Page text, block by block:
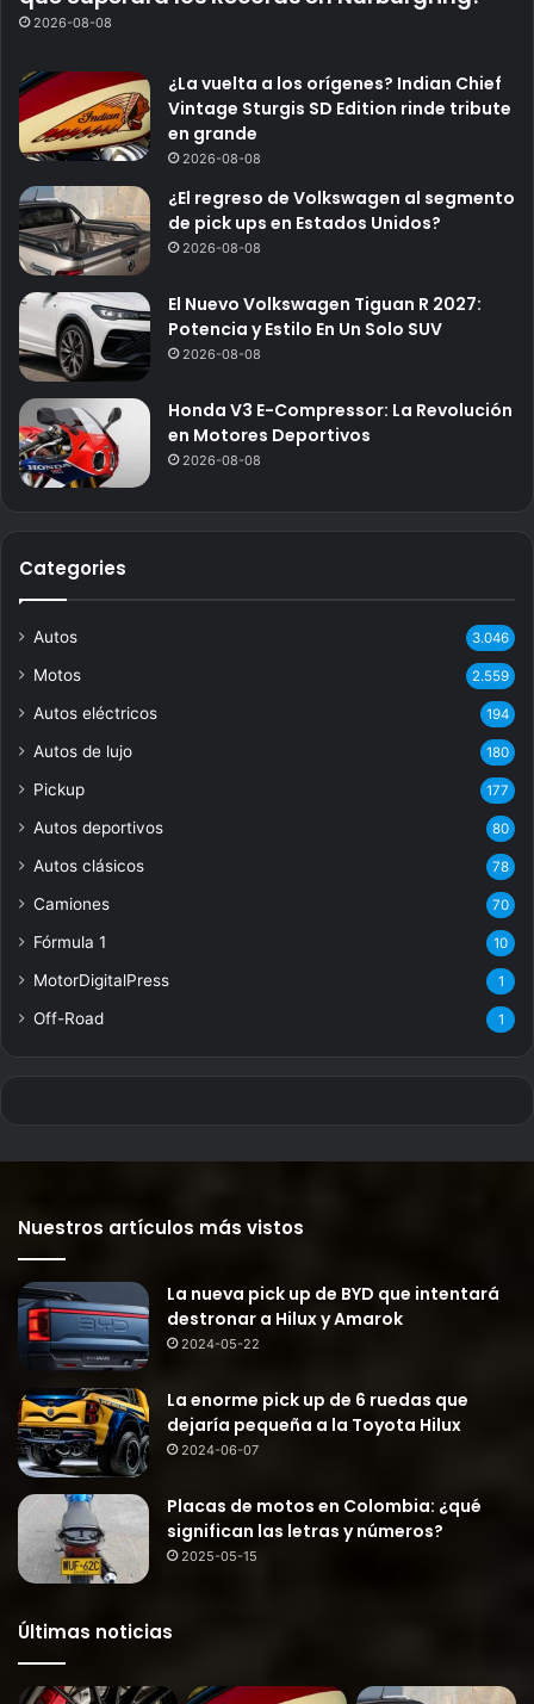
2026-08-08
¿La vuelta a los orígenes? Indian Chief
Vintage Sturgis SD Edition rinde tribute
en grande
2026-08-08
¿El regreso de Volkswagen al segmento
de pick ups en Estados Unidos?
2026-08-08
El Nuevo Volkswagen Tiguan R 2027:
Potencia y Estilo En Un Solo SUV
2026-08-08
Honda V3 E-Compressor: La Revolución
en Motores Deportivos
2026-08-08
Categories
Autos 3.046
Motos 2.559
Autos eléctricos 194
Autos de lujo 180
Pickup 177
Autos deportivos 80
Autos clásicos 78
Camiones 70
Fórmula 1 10
MotorDigitalPress 1
Off-Road 1
Nuestros artículos más vistos
La nueva pick up de BYD que intentará
destronar a Hilux y Amarok
2024-05-22
La enorme pick up de 6 ruedas que
dejaría pequeña a la Toyota Hilux
2024-06-07
Placas de motos en Colombia: ¿qué
significan las letras y números?
2025-05-15
Últimas noticias